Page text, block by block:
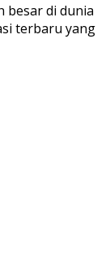
besar di dunia
terbaru yang